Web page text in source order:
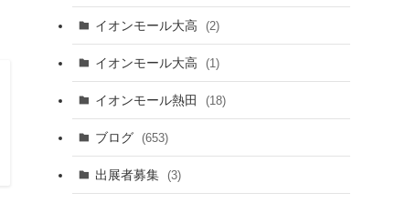
イオンモール大高 (2)
イオンモール大高 (1)
イオンモール熱田 (18)
ブログ (653)
出展者募集 (3)